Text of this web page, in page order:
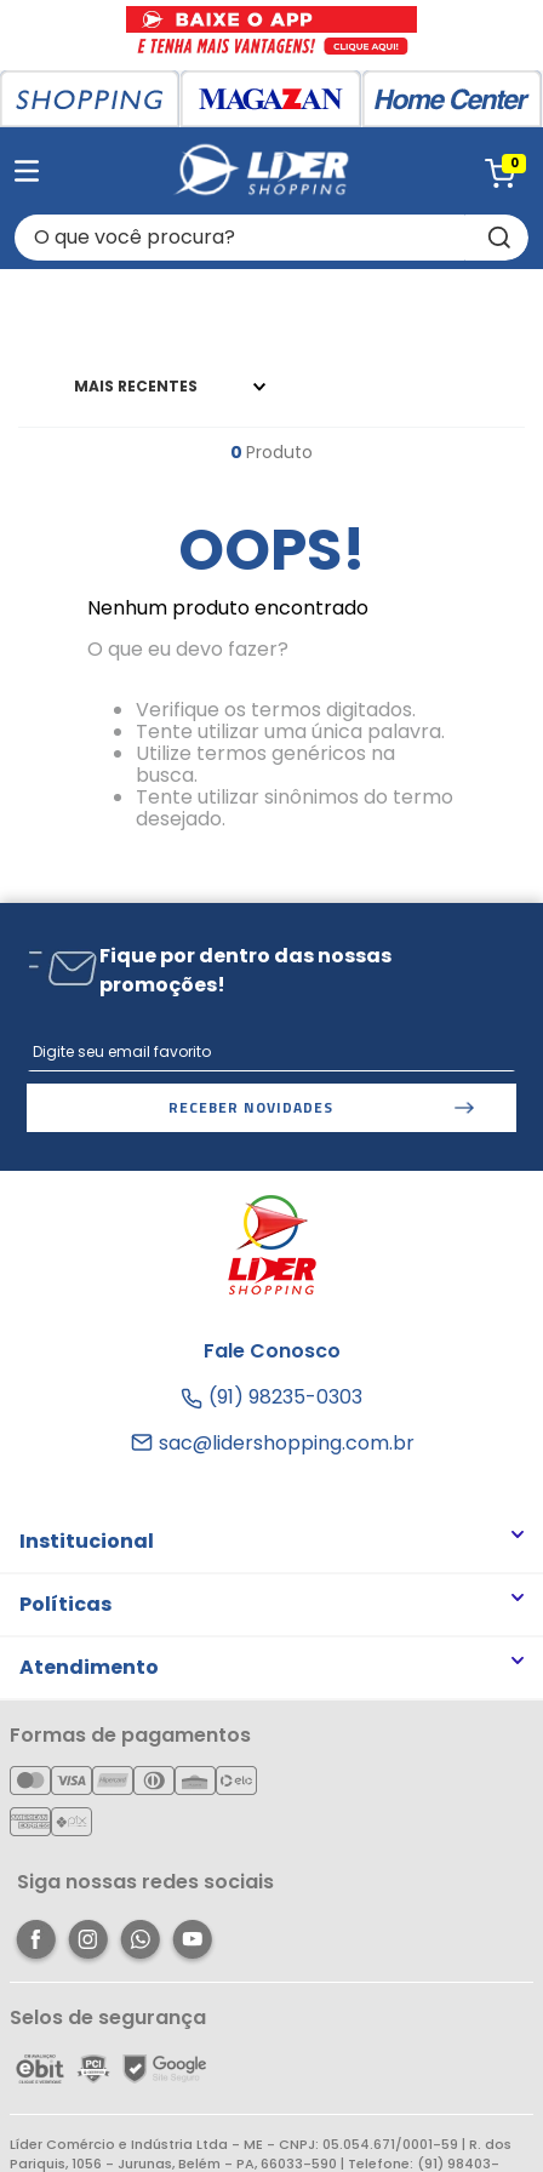
0
O que você procura?
MAIS RECENTES
0 Produto
OOPS!
Nenhum produto encontrado
O que eu devo fazer?
Verifique os termos digitados.
Tente utilizar uma única palavra.
Utilize termos genéricos na
busca.
Tente utilizar sinônimos do termo
desejado.
Fique por dentro das nossas
promoções!
RECEBER NOVIDADES
Fale Conosco
(91) 98235-0303
sac@lidershopping.com.br
Institucional
Quem somos
Notícias
Cartão Líderzan
Políticas
Trocas e Devoluções
Política de Privacidade
Política de Entrega
Política de Reembolso
Atendimento
Minha Conta
Meus Pedidos
Meus Favoritos
Central de Atendimento
Formas de pagamentos
Siga nossas redes sociais
Selos de segurança
Líder Comércio e Indústria Ltda - ME - CNPJ: 05.054.671/0001-59 | R. dos
Pariquis, 1056 - Jurunas, Belém - PA, 66033-590 | Telefone: (91) 98403-